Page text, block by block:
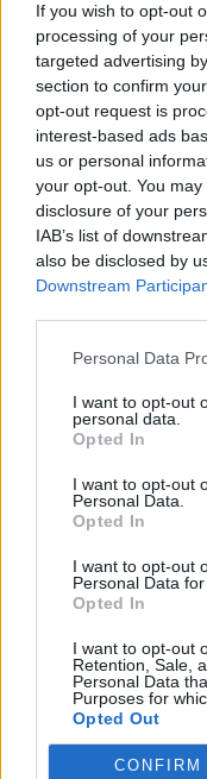
If you wish to opt-out
processing of your
targeted advertising
section to confirm
opt-out request is
interest-based ads
us or personal
your opt-out. You
disclosure of your
IAB’s list of
also be disclosed by
Downstream
Personal Data
I want to opt-out
personal data.
Opted In
I want to opt-out
Personal Data.
Opted In
I want to opt-out
Personal Data
Opted In
I want to opt-out
Retention, Sale,
Personal Data
Purposes for
Opted Out
CONFIRM
NAUJI
Verslas
Prie garsiausios
gatvės ir istorinės
nauji apartamentai